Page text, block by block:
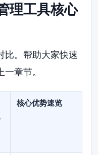
理工具核心
比。帮助大家快速
章节。
核心优势速览